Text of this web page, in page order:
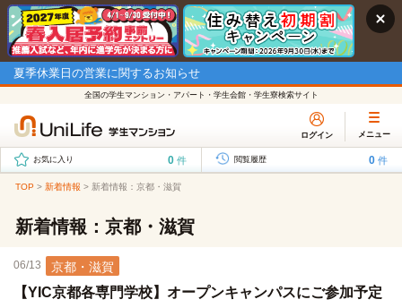
夏季休業日の営業に関するお知らせ
全国の学生マンション・アパート・学生会館・学生寮検索サイト
ログイン メニュー
お気に入り 0 件 閲覧履歴 0 件
TOP > 新着情報 > 新着情報：京都・滋賀
新着情報：京都・滋賀
06/13 京都・滋賀
【YIC京都各専門学校】オープンキャンパスにご参加予定